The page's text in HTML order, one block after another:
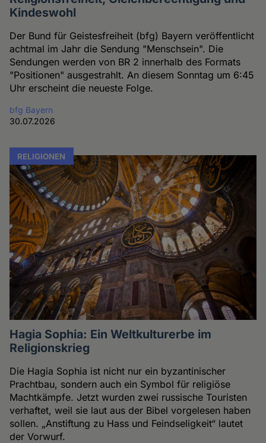
Kindeswohl
Der Bund für Geistesfreiheit (bfg) Bayern veröffentlicht
achtmal im Jahr die Sendung "Menschsein". Die
Sendungen werden von BR 2 innerhalb des Formats
"Positionen" ausgestrahlt. An diesem Sonntag um 6:45
Uhr erscheint die neueste Folge.
bfg Bayern
30.07.2026
RELIGIONEN
Hagia Sophia: Ein Weltkulturerbe im
Religionskrieg
Die Hagia Sophia ist nicht nur ein byzantinischer
Prachtbau, sondern auch ein Symbol für religiöse
Machtkämpfe. Jetzt wurden zwei russische Touristen
verhaftet, weil sie laut aus der Bibel vorgelesen haben
sollen. „Anstiftung zu Hass und Feindseligkeit“ lautet
der Vorwurf.